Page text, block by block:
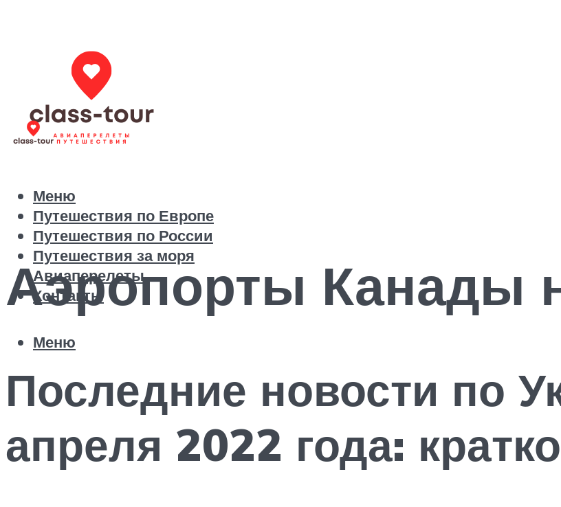
Путешествия по Европе
Путешествия по России
Путешествия за моря
Авиаперелеты
Контакты
Меню
Меню
Аэропорты Канады
Последние новости по
апреля 2022 года: